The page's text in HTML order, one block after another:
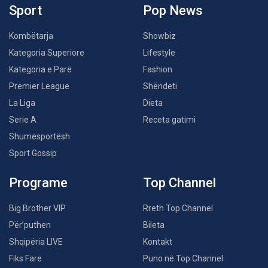
Sport
Kombëtarja
Kategoria Superiore
Kategoria e Parë
Premier League
La Liga
Serie A
Shumësportësh
Sport Gossip
Pop News
Showbiz
Lifestyle
Fashion
Shëndeti
Dieta
Receta gatimi
Programe
Big Brother VIP
Për’puthen
Shqipëria LIVE
Fiks Fare
Top Channel
Rreth Top Channel
Bileta
Kontakt
Puno në Top Channel